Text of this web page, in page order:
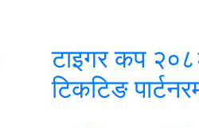
टाइगर कप
टिकटिङ